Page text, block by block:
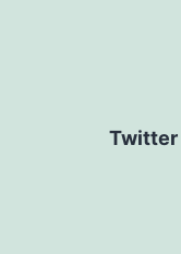
Twitter